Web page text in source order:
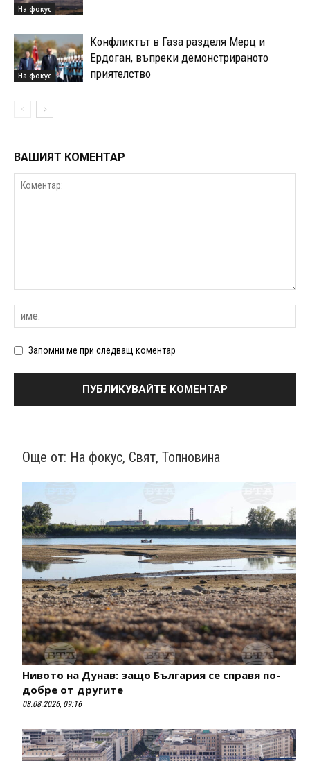
На фокус
На фокус
Конфликтът в Газа разделя Мерц и
Ердоган, въпреки демонстрираното
приятелство
ВАШИЯТ КОМЕНТАР
Запомни ме при следващ коментар
Още от: На фокус, Свят, Топновина
Нивото на Дунав: защо България се справя по-
добре от другите
08.08.2026, 09:16